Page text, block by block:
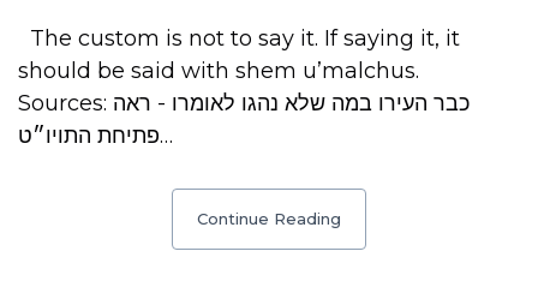
The custom is not to say it. If saying it, it
should be said with shem u’malchus.
Sources: כבר העירו במה שלא נהגו לאומרו - ראה
פתיחת התויו״ט…
Continue Reading